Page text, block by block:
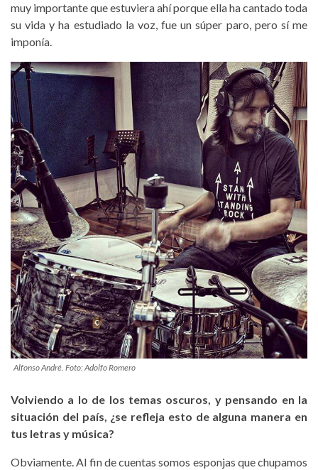
muy importante que estuviera ahí porque ella ha cantado toda
su vida y ha estudiado la voz, fue un súper paro, pero sí me
imponía.
Alfonso André. Foto: Adolfo Romero
Volviendo a lo de los temas oscuros, y pensando en la
situación del país, ¿se refleja esto de alguna manera en
tus letras y música?
Obviamente. Al fin de cuentas somos esponjas que chupamos